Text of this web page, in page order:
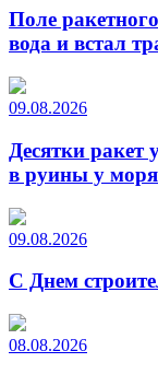
Поле
вода и встал
09.08.2026
Десятки ракет
в руины у моря
09.08.2026
С Днем
08.08.2026